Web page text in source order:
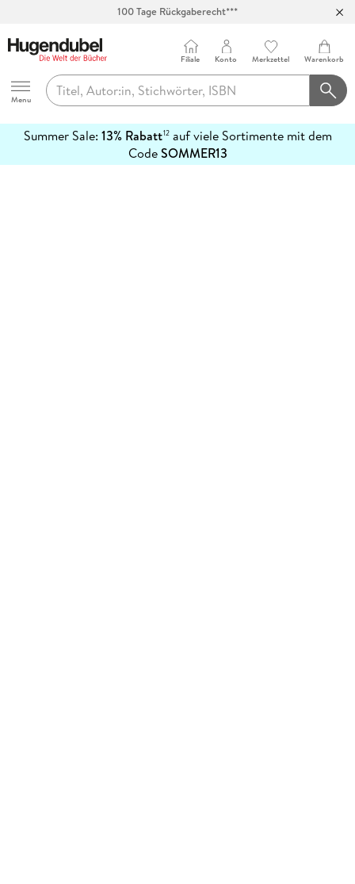
100 Tage Rückgaberecht***
Hugendubel
Menu
Filiale Konto Merkzettel Warenkorb
Summer Sale: 13% Rabatt12auf viele Sortimente mit dem
CodeSOMMER13
erfahren